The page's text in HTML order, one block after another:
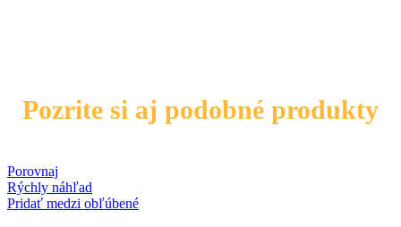
Pozrite si aj podobné produkty
Porovnaj
Rýchly náhľad
Pridať medzi obľúbené